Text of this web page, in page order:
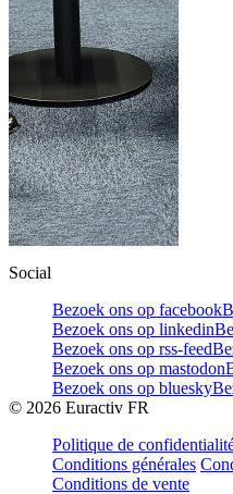
Social
Bezoek ons op facebook
Bezoek ons op linkedin
Bezoek ons op rss-feed
Bezoek ons op mastodon
Bezoek ons op bluesky
© 2026 Euractiv FR
Politique de
Conditions générales
Conditions de vente